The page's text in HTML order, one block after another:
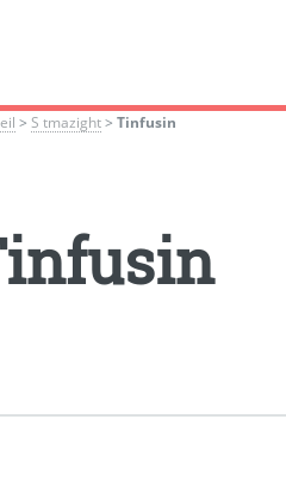
> S tmazight>Tinfusin